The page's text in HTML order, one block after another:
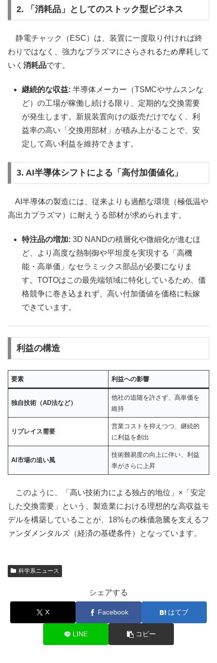
2. 「消耗品」としてのストック型ビジネス
静電チャック（ESC）は、装置に一度取り付ければ終
わりではなく、強力なプラズマにさらされるため摩耗して
いく 消耗品です。
継続的な収益: 半導体メーカー（TSMCやサムスンな
ど）の工場が稼働し続ける限り、定期的な交換需要
が発生します。新規装置向けの販売だけでなく、利
益率の高い「交換用部材」が積み上がることで、安
定して高い利益を維持できます。
3. AI半導体シフトによる「高付加価値化」
AI半導体の製造には、従来よりも過酷な環境（極低温や
高出力プラズマ）に耐えうる部材が求められます。
特注品の増加: 3D NANDの積層化や微細化が進むほ
ど、より高度な熱制御や平坦度を実現する「高機
能・高単価」なセラミックス部品が必要になりま
す。TOTOはこの最先端領域に特化しているため、価
格競争に巻き込まれず、高い付加価値を価格に転嫁
できています。
利益の構造
要素 利益への影響
独自技術（AD法など）
他社の追随を許さず、高単価を
維持
リプレイス需要
営業コストを抑えつつ、継続的
に利益を創出
AI市場の追い風
技術難易度の向上に伴い、利益
率がさらに上昇
このように、「高い技術力による独占的地位」×「安定
した交換需要」という、製造業における理想的な高収益モ
デルを構築していることが、18%もの株価急騰を支えるフ
ァンダメンタルズ（経済の基礎条件）となっています。
科学系ニュース
シェアする
X Facebook はてブ
LINE コピー